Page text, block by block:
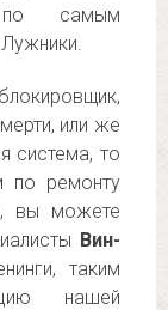
самым
или же
система, то
по ремонту
вы можете
Вин-
таким
нашей